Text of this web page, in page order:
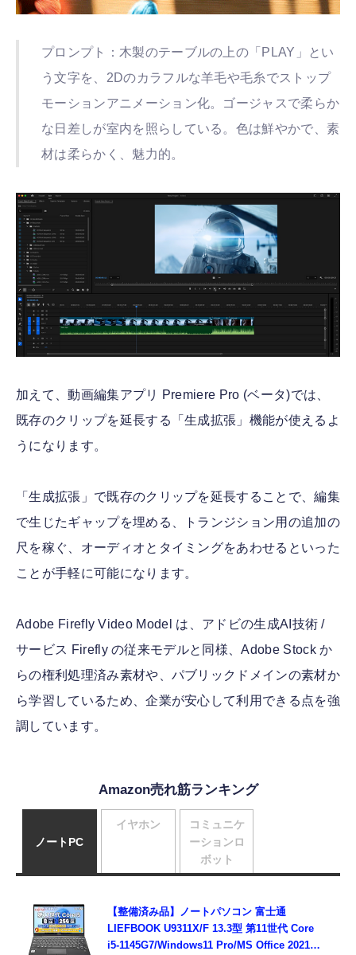
プロンプト：木製のテーブルの上の「PLAY」とい
う文字を、2Dのカラフルな羊毛や毛糸でストップ
モーションアニメーション化。ゴージャスで柔らか
な日差しが室内を照らしている。色は鮮やかで、素
材は柔らかく、魅力的。
加えて、動画編集アプリ Premiere Pro (ベータ)では、
既存のクリップを延長する「生成拡張」機能が使えるよ
うになります。
「生成拡張」で既存のクリップを延長することで、編集
で生じたギャップを埋める、トランジション用の追加の
尺を稼ぐ、オーディオとタイミングをあわせるといった
ことが手軽に可能になります。
Adobe Firefly Video Model は、アドビの生成AI技術 /
サービス Firefly の従来モデルと同様、Adobe Stock か
らの権利処理済み素材や、パブリックドメインの素材か
ら学習しているため、企業が安心して利用できる点を強
調しています。
Amazon売れ筋ランキング
ノートPC
【整備済み品】ノートパソコン 富士通
LIEFBOOK U9311X/F 13.3型 第11世代 Core
i5-1145G7/Windows11 Pro/MS Office 2021搭
イヤホン
コミュニケ
ーションロ
ボット